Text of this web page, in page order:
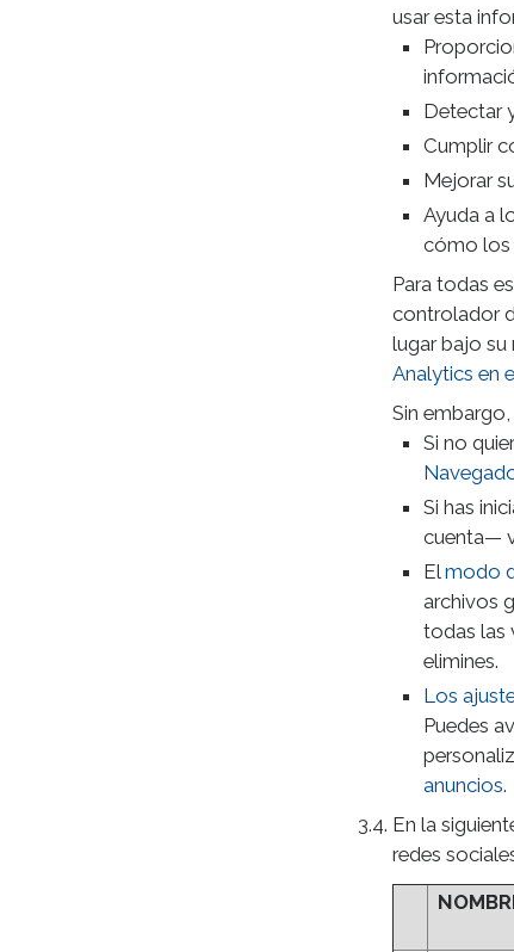
usar esta
Detectar
Cumplir
Mejorar
Ayuda a
cómo los
Para todas
controlador
lugar bajo
Analytics en
Sin
Si no
Si has
cuenta—
Elmodo
archivos
todas las
elimines.
Los
Puedes
anuncios.
En la
redes